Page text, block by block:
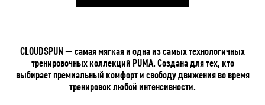
CLOUDSPUN — самая мягкая и одна из самых технологичных
тренировочных коллекций PUMA. Создана для тех, кто
выбирает премиальный комфорт и свободу движения во время
тренировок любой интенсивности.